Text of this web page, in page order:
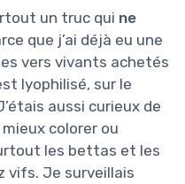
un truc qui ne
que j’ai déjà eu une
vers vivants achetés
lyophilisé, sur le
aussi curieux de
colorer ou
les bettas et les
vifs. Je surveillais